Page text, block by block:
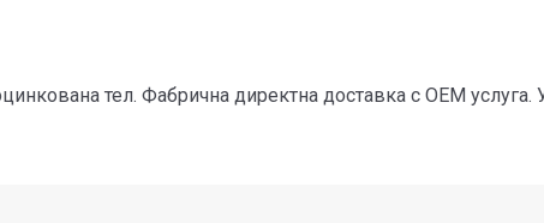
тел. Фабрична директна доставка с OEM